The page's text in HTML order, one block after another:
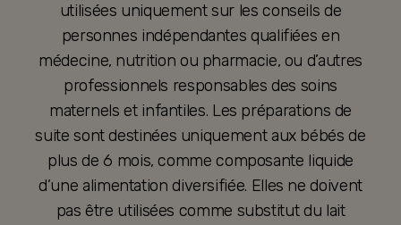
utilisées uniquement sur les conseils de
personnes indépendantes qualifiées en
médecine, nutrition ou pharmacie, ou d’autres
professionnels responsables des soins
maternels et infantiles. Les préparations de
suite sont destinées uniquement aux bébés de
plus de 6 mois, comme composante liquide
d’une alimentation diversifiée. Elles ne doivent
pas être utilisées comme substitut du lait